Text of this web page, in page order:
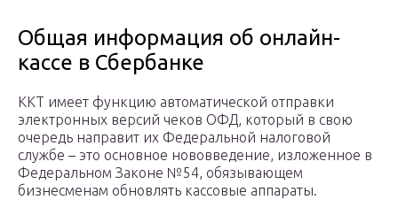
Общая информация об онлайн-
кассе в Сбербанке
ККТ имеет функцию автоматической отправки
электронных версий чеков ОФД, который в свою
очередь направит их Федеральной налоговой
службе – это основное нововведение, изложенное в
Федеральном Законе №54, обязывающем
бизнесменам обновлять кассовые аппараты.